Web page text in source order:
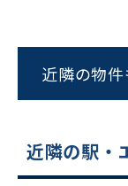
近隣の物
近隣の駅・